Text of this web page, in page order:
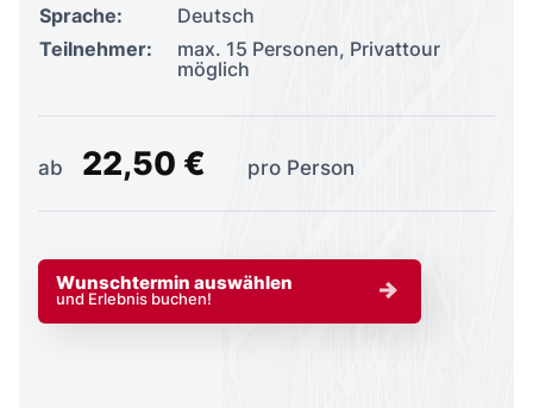
Wunschtermin auswählen
und Erlebnis buchen!
DDR-Zeitzeugenführung: Lernt
Karl-Heinz Richter kennen.